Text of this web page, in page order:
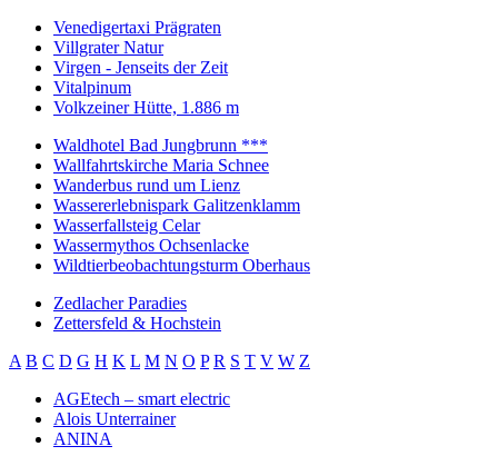
Venedigertaxi Prägraten
Villgrater Natur
Virgen - Jenseits der Zeit
Vitalpinum
Volkzeiner Hütte, 1.886 m
Waldhotel Bad Jungbrunn ***
Wallfahrtskirche Maria Schnee
Wanderbus rund um Lienz
Wassererlebnispark Galitzenklamm
Wasserfallsteig Celar
Wassermythos Ochsenlacke
Wildtierbeobachtungsturm Oberhaus
Zedlacher Paradies
Zettersfeld & Hochstein
A B C D G H K L M N O P R S T V W Z
AGEtech – smart electric
Alois Unterrainer
ANINA